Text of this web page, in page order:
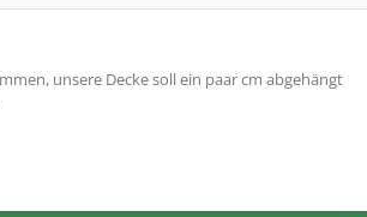
unsere Decke soll ein paar cm abgehängt